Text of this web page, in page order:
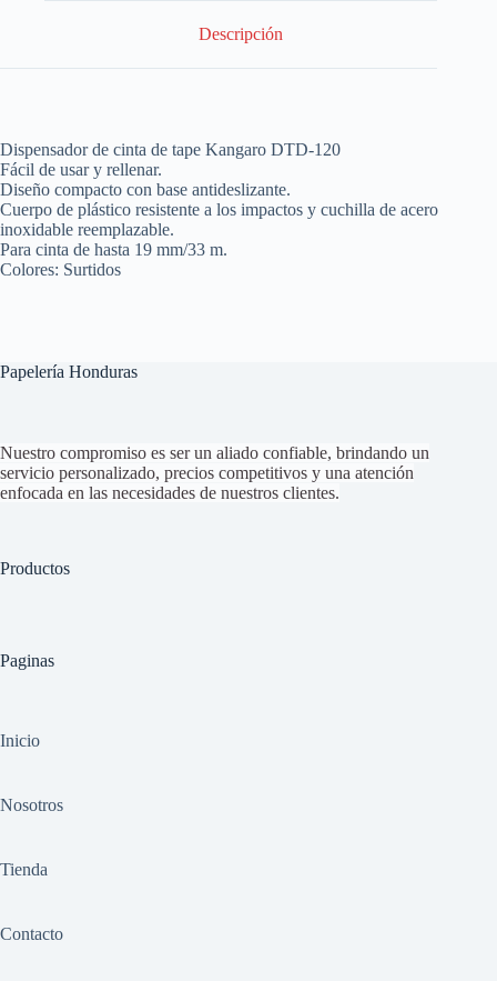
Descripción
Dispensador de cinta de tape Kangaro DTD-120
Fácil de usar y rellenar.
Diseño compacto con base antideslizante.
Cuerpo de plástico resistente a los impactos y cuchilla de acero
inoxidable reemplazable.
Para cinta de hasta 19 mm/33 m.
Colores: Surtidos
Papelería Honduras
Nuestro compromiso es ser un aliado confiable, brindando un
servicio personalizado, precios competitivos y una atención
enfocada en las necesidades de nuestros clientes.
Productos
Paginas
Inicio
Nosotros
Tienda
Contacto